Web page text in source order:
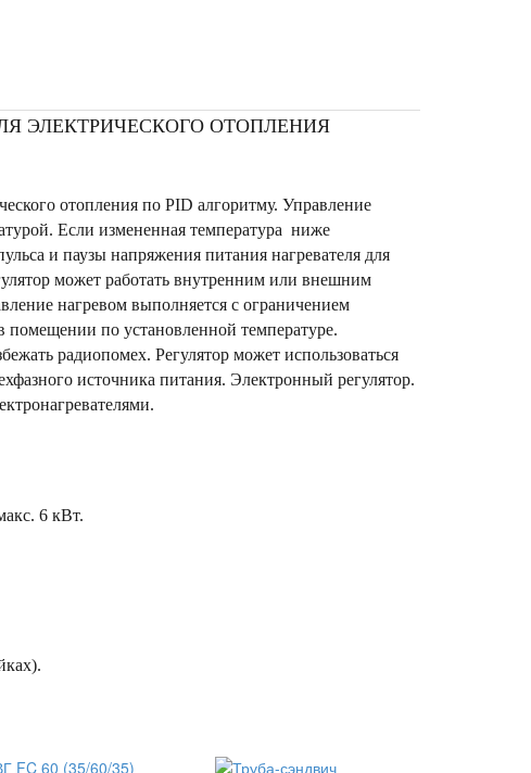
ЭЛЕКТРИЧЕСКОГО ОТОПЛЕНИЯ
отопления по PID алгоритму. Управление
Если измененная температура ниже
и паузы напряжения питания нагревателя для
может работать внутренним или внешним
нагревом выполняется с ограничением
помещении по установленной температуре.
радиопомех. Регулятор может использоваться
источника питания. Электронный регулятор.
6 кВт.